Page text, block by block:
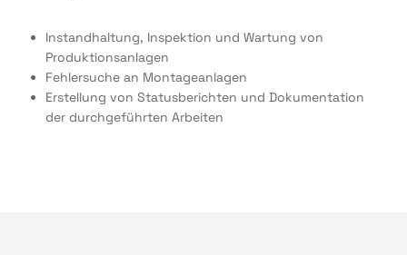
Instandhaltung, Inspektion und Wartung von
Produktionsanlagen
Fehlersuche an Montageanlagen
Erstellung von Statusberichten und Dokumentation
der durchgeführten Arbeiten